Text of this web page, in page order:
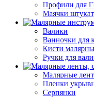
Профили для
Маячки
Валики
Ванночки для
Кисти
Ручки для
Малярные
Пленки
Серпянки